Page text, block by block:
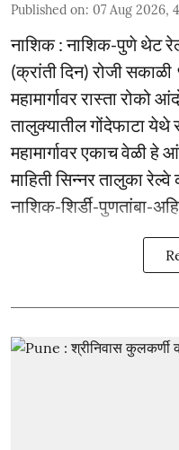
Published on: 07 Aug 2026,
नाशिक : नाशिक-पुणे थेट
(क्रांती दिन) रोजी
महामार्गावर रास्ता
तालुक्यातील गोंदेफाटा येथे
महामार्गावर एकाच वेळी
माहिती सिन्नर तालुका
नाशिक-शिर्डी-पुणतांबा-